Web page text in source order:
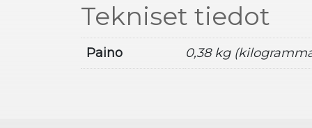
Tekniset tiedot
Paino 0,38 kg